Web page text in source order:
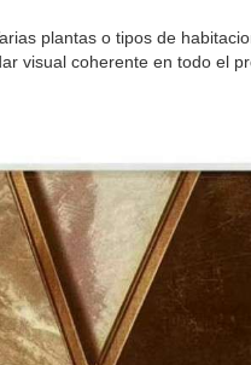
plantas o tipos de
visual coherente en todo el